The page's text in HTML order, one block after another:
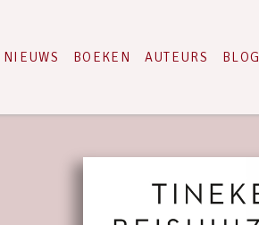
NIEUWS BOEKEN AUTEURS BLOG